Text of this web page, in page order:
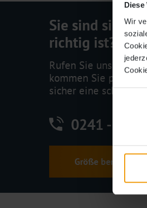
Wir
Sie sind sich
richtig ist?
Rufen Sie uns
kommen Sie
sicher eine schnelle
0241 -
Größe berechnen »